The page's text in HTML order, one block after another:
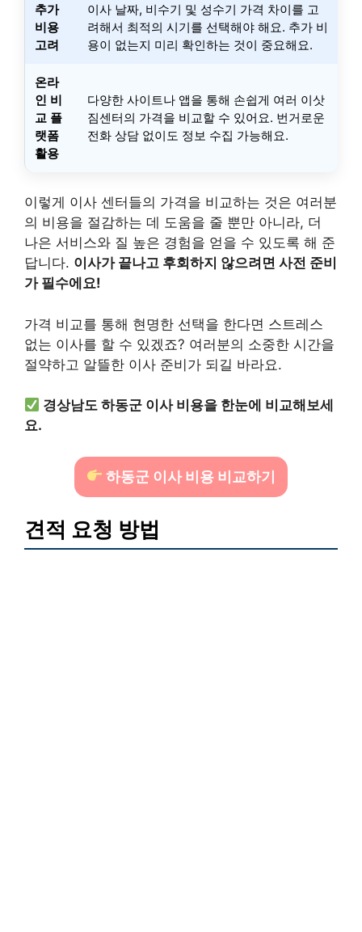
추가
비용
고려
이사 날짜, 비수기 및 성수기 가격 차이를 고
려해서 최적의 시기를 선택해야 해요. 추가 비
용이 없는지 미리 확인하는 것이 중요해요.
온라
인 비
교 플
랫폼
활용
다양한 사이트나 앱을 통해 손쉽게 여러 이삿
짐센터의 가격을 비교할 수 있어요. 번거로운
전화 상담 없이도 정보 수집 가능해요.
이렇게 이사 센터들의 가격을 비교하는 것은 여러분
의 비용을 절감하는 데 도움을 줄 뿐만 아니라, 더
나은 서비스와 질 높은 경험을 얻을 수 있도록 해 준
답니다. 이사가 끝나고 후회하지 않으려면 사전 준비
가 필수에요!
가격 비교를 통해 현명한 선택을 한다면 스트레스
없는 이사를 할 수 있겠죠? 여러분의 소중한 시간을
절약하고 알뜰한 이사 준비가 되길 바라요.
경상남도 하동군 이사 비용을 한눈에 비교해보세
요.
하동군 이사 비용 비교하기
견적 요청 방법